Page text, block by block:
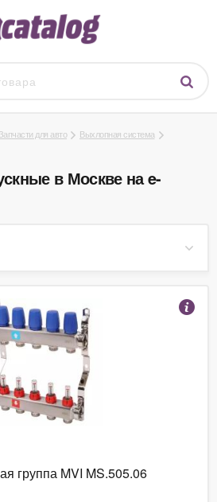
Запчасти для авто
Выхлопная система
в Москве на e-
группа MVI MS.505.06